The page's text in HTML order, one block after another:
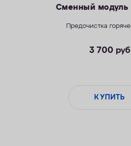
Сменный модуль
Предочистка
3 700
КУПИТЬ